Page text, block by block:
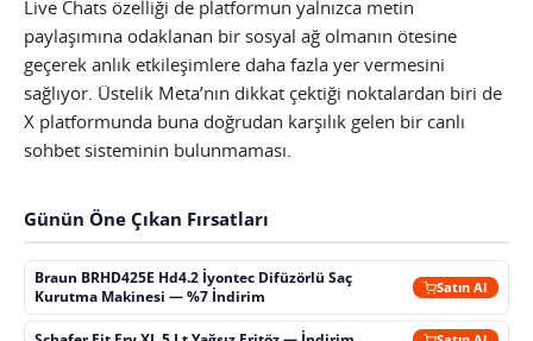
Live Chats özelliği de platformun yalnızca metin
paylaşımına odaklanan bir sosyal ağ olmanın ötesine
geçerek anlık etkileşimlere daha fazla yer vermesini
sağlıyor. Üstelik Meta’nın dikkat çektiği noktalardan biri de
X platformunda buna doğrudan karşılık gelen bir canlı
sohbet sisteminin bulunmaması.
Günün Öne Çıkan Fırsatları
Braun BRHD425E Hd4.2 İyontec Difüzörlü Saç
Kurutma Makinesi — %7 İndirim
Satın Al